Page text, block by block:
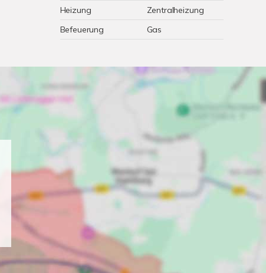
Heizung
Zentralheizung
Befeuerung
Gas